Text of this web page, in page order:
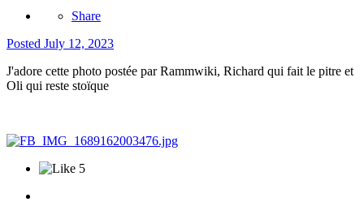
Share
Posted July 12, 2023
J'adore cette photo postée par Rammwiki, Richard qui fait le pitre et
Oli qui reste stoïque
5